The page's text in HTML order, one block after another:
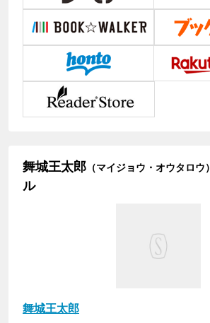
舞城王太郎 （マイジョウ・オウタロウ）
ル
舞城王太郎